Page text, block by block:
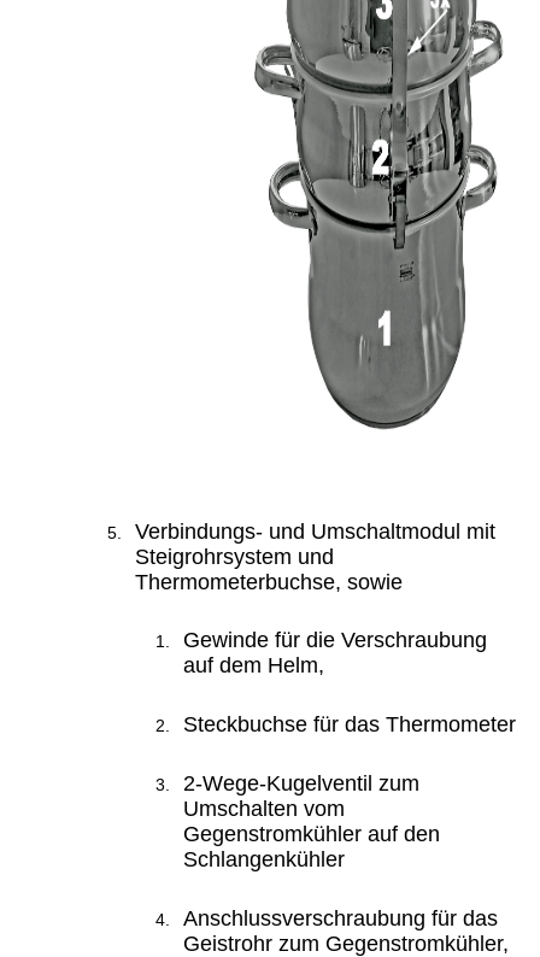
Verbindungs- und Umschaltmodul mit
Steigrohrsystem und
Thermometerbuchse, sowie
Gewinde für die Verschraubung
auf dem Helm,
Steckbuchse für das Thermometer
2-Wege-Kugelventil zum
Umschalten vom
Gegenstromkühler auf den
Schlangenkühler
Anschlussverschraubung für das
Geistrohr zum Gegenstromkühler,